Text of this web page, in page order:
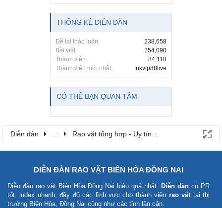
THỐNG KÊ DIỄN ĐÀN
Đề tài thảo luận:
238,658
Bài viết:
254,090
Thành viên:
84,118
Thành viên mới nhất:
rikvip88live
CÓ THỂ BẠN QUAN TÂM
Diễn đàn Rao vặt tổng hợp - Uy tín - Miễn phí
DIỄN ĐÀN RAO VẶT BIÊN HÒA ĐỒNG NAI
Diễn đàn rao vặt Biên Hòa Đồng Nai hiệu quả nhất. Diễn đàn có PR
tốt, index nhanh, đầy đủ các lĩnh vực cho thành viên rao vặt tại thị
trường Biên Hòa, Đồng Nai cũng như các tỉnh lân cận.